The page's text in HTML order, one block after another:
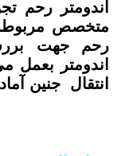
اندومتر رحم
متخصص
رحم جهت
اندومتر بعمل
انتقال جنین